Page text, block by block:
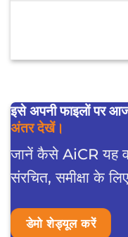
इसे अपनी फाइलों पर
अंतर देखें।
जानें कैसे AiCR यह
संरचित, समीक्षा के
डेमो शेड्यूल करें